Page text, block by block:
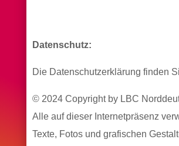
Datenschutz:
Die Datenschutzerklärung finden
© 2024 Copyright by LBC
Alle auf dieser Internetpräsenz
Texte, Fotos und grafischen